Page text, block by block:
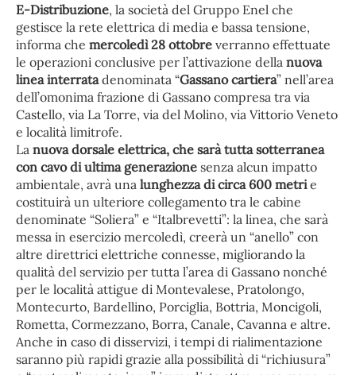
E-Distribuzione, la società del Gruppo Enel che
gestisce la rete elettrica di media e bassa tensione,
informa che mercoledì 28 ottobre verranno effettuate
le operazioni conclusive per l’attivazione della nuova
linea interratadenominata “Gassano cartiera” nell’area
dell’omonima frazione di Gassano compresa tra via
Castello, via La Torre, via del Molino, via Vittorio Veneto
e località limitrofe.
La nuova dorsale elettrica, che sarà tutta sotterranea
con cavo di ultima generazione senza alcun impatto
ambientale, avrà una lunghezza di circa 600 metrie
costituirà un ulteriore collegamento tra le cabine
denominate “Soliera” e “Italbrevetti”: la linea, che sarà
messa in esercizio mercoledì, creerà un “anello” con
altre direttrici elettriche connesse, migliorando la
qualità del servizio per tutta l’area di Gassano nonché
per le località attigue di Montevalese, Pratolongo,
Montecurto, Bardellino, Porciglia, Bottria, Moncigoli,
Rometta, Cormezzano, Borra, Canale, Cavanna e altre.
Anche in caso di disservizi, i tempi di rialimentazione
saranno più rapidi grazie alla possibilità di “richiusura”